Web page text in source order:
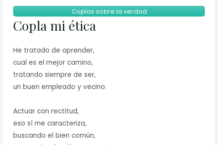
Coplas sobre la verdad
Copla mi ética
He tratado de aprender,
cual es el mejor camino,
tratando siempre de ser,
un buen empleado y vecino.
Actuar con rectitud,
eso sí me caracteriza,
buscando el bien común,